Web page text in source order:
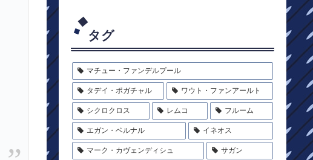
タグ
マチュー・ファンデルプール
タデイ・ポガチャル ワウト・ファンアールト
シクロクロス レムコ フルーム
エガン・ベルナル イネオス
マーク・カヴェンディシュ サガン